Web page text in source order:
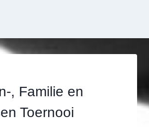
, Familie en
Toernooi